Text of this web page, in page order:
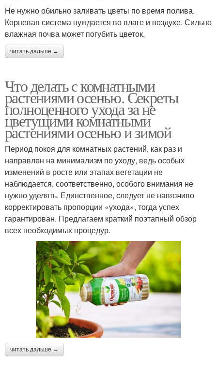
Не нужно обильно заливать цветы по время полива.
Корневая система нуждается во влаге и воздухе. Сильно
влажная почва может погубить цветок.
читать дальше →
Что делать с комнатными
растениями осенью. Секреты
полноценного ухода за не
цветущими комнатными
растениями осенью и зимой
Период покоя для комнатных растений, как раз и
направлен на минимализм по уходу, ведь особых
изменений в росте или этапах вегетации не
наблюдается, соответственно, особого внимания не
нужно уделять. Единственное, следует не навязчиво
корректировать пропорции «ухода», тогда успех
гарантирован. Предлагаем краткий поэтапный обзор
всех необходимых процедур.
читать дальше →